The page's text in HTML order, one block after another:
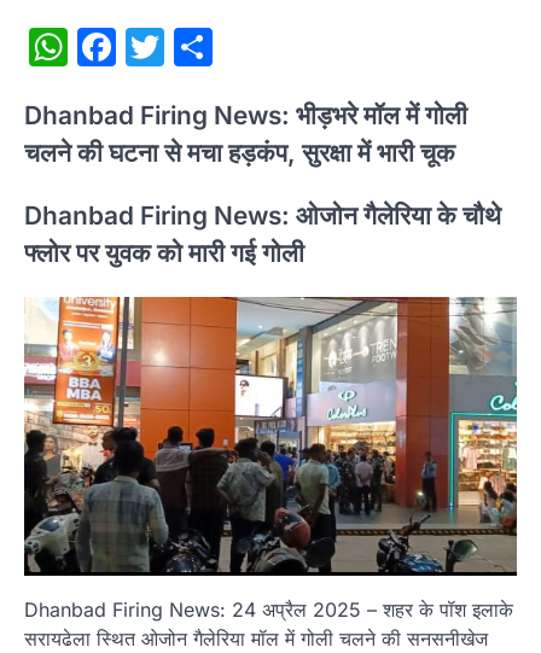
WhatsApp
Facebook
Twitter
Dhanbad Firing News: भीड़भरे मॉल में गोली
चलने की घटना से मचा हड़कंप, सुरक्षा में भारी चूक
Dhanbad Firing News: ओजोन गैलेरिया के चौथे
फ्लोर पर युवक को मारी गई गोली
Dhanbad Firing News: 24 अप्रैल 2025 – शहर के पॉश इलाके
सरायढेला स्थित ओजोन गैलेरिया मॉल में गोली चलने की सनसनीखेज